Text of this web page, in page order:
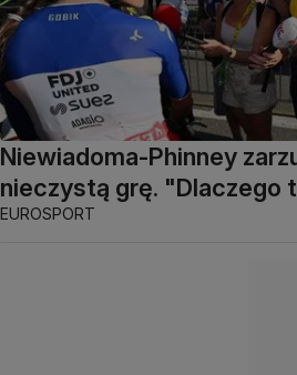
Niewiadoma-Phinney
nieczystą grę. "Dlaczego
EUROSPORT